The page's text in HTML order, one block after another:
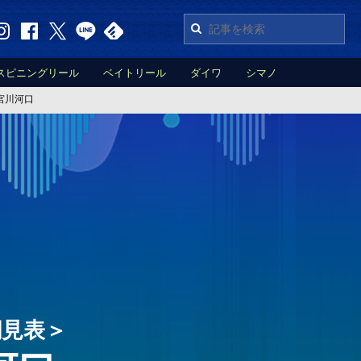
ピニングリール ベイトリール ダイワ シマノ
川河口
表＞